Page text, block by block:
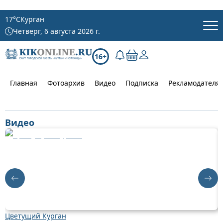
17°CКурган
Четверг, 6 августа 2026 г.
16+
Главная Фотоархив Видео Подписка
Видео
Цветущий Курган